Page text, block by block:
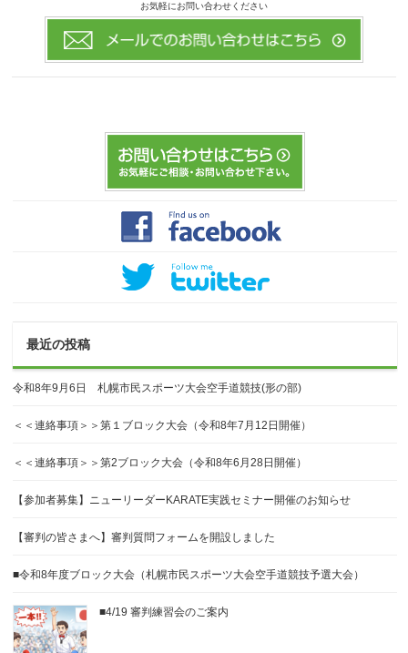
お気軽にお問い合わせください
最近の投稿
令和8年9月6日 札幌市民スポーツ大会空手道競技(形の部)
＜＜連絡事項＞＞第１ブロック大会（令和8年7月12日開催）
＜＜連絡事項＞＞第2ブロック大会（令和8年6月28日開催）
【参加者募集】ニューリーダーKARATE実践セミナー開催のお知らせ
【審判の皆さまへ】審判質問フォームを開設しました
■令和8年度ブロック大会（札幌市民スポーツ大会空手道競技予選大会）
■4/19 審判練習会のご案内